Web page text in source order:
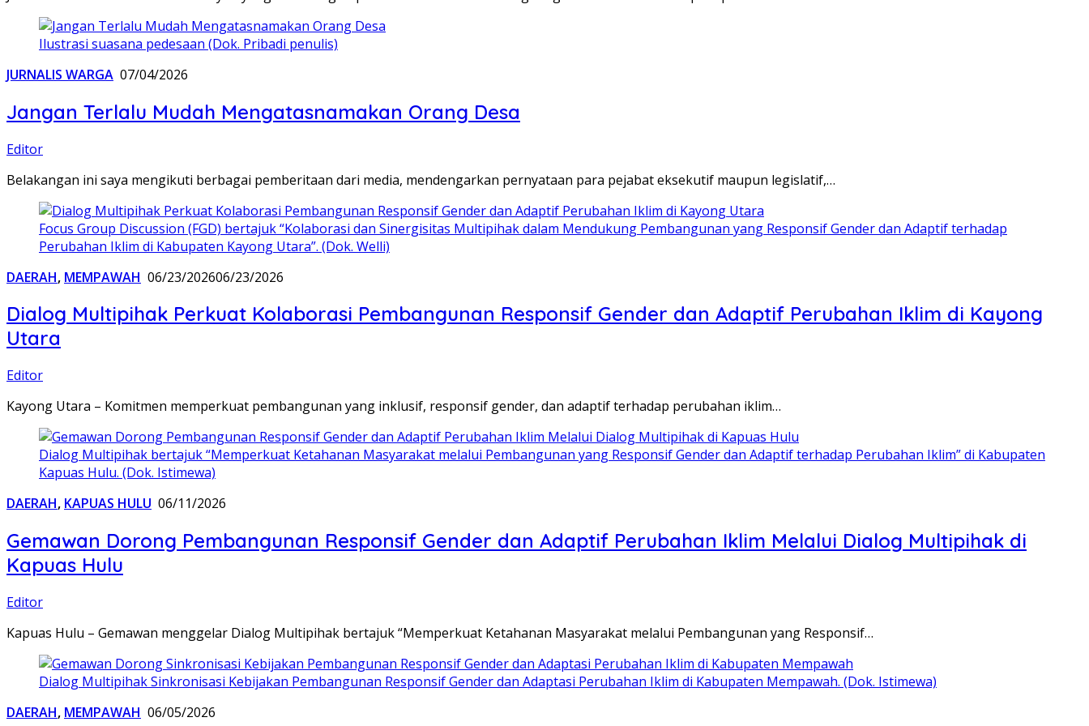
Ilustrasi suasana pedesaan (Dok. Pribadi penulis)
JURNALIS WARGA 07/04/2026
Jangan Terlalu Mudah Mengatasnamakan Orang Desa
Editor
Belakangan ini saya mengikuti berbagai pemberitaan dari media, mendengarkan pernyataan para pejabat eksekutif maupun legislatif,…
Focus Group Discussion (FGD) bertajuk “Kolaborasi dan Sinergisitas Multipihak dalam Mendukung Pembangunan yang Responsif Gender dan Adaptif terhadap
Perubahan Iklim di Kabupaten Kayong Utara”. (Dok. Welli)
DAERAH, MEMPAWAH 06/23/202606/23/2026
Dialog Multipihak Perkuat Kolaborasi Pembangunan Responsif Gender dan Adaptif Perubahan Iklim di Kayong
Utara
Editor
Kayong Utara – Komitmen memperkuat pembangunan yang inklusif, responsif gender, dan adaptif terhadap perubahan iklim…
Dialog Multipihak bertajuk “Memperkuat Ketahanan Masyarakat melalui Pembangunan yang Responsif Gender dan Adaptif terhadap Perubahan Iklim” di Kabupaten
Kapuas Hulu. (Dok. Istimewa)
DAERAH, KAPUAS HULU 06/11/2026
Gemawan Dorong Pembangunan Responsif Gender dan Adaptif Perubahan Iklim Melalui Dialog Multipihak di
Kapuas Hulu
Editor
Kapuas Hulu – Gemawan menggelar Dialog Multipihak bertajuk “Memperkuat Ketahanan Masyarakat melalui Pembangunan yang Responsif…
Dialog Multipihak Sinkronisasi Kebijakan Pembangunan Responsif Gender dan Adaptasi Perubahan Iklim di Kabupaten Mempawah. (Dok. Istimewa)
DAERAH, MEMPAWAH 06/05/2026